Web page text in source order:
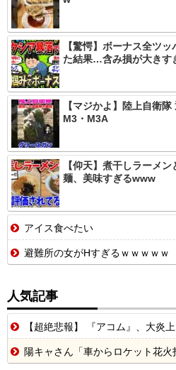
【驚愕】ボーナス全ツ
た結果…含み損が大きす
【マジかよ】陸上自衛
M3・M3A
【仰天】煮干しラーメ
麺、美味すぎるwww
アイス食べたい
避難所の女がHすぎるｗｗｗｗｗ
人気記事
【超絶悲報】 『アコム』、大炎
陽キャさん「車からロケット花火打ち上げたろｗｗｗ」